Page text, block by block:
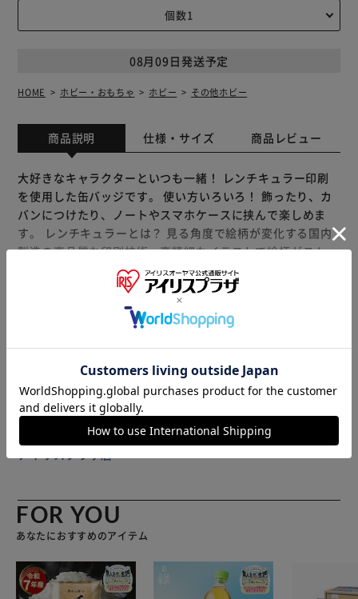
08月09日発送予定
HOME ホビー・おもちゃ ホビー その他ホビー
商品説明 仕様・サイズ 商品レビュー
大好きなキャラクターといつも一緒！ レンチキュラー印刷
を使用した缶バッジです。 使い方いろいろ！ 飾ったり、カ
バンにつけたり、ノートやスマホケースに挟んで楽しめま
す。 レンチキュラーとは？ 見る角度で絵柄が変化する国内
製造の高品質な印刷技術。高精細なイラストで絵柄がスムー
ズに切り替わります。 「まじかる百貨店」は レンチキュラ
ー印刷を使用した動く絵柄が楽しいレンチキュラー雑貨ブラ
ンドです。 【商品配送について】 配送番号なしの配送にな
もっと見る
じめご了承ください。
販売元(特定商取引法に基づく表記)：BACKYARD FAMILY
アイリスプラザ店
FOR YOU
あなたにおすすめのアイテム